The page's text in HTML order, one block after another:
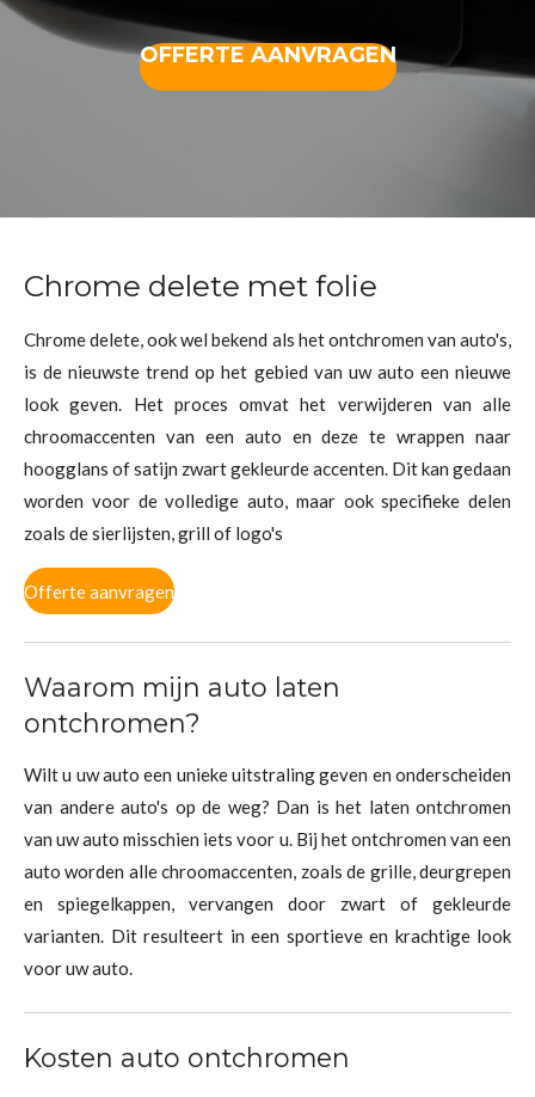
OFFERTE AANVRAGEN
Chrome delete met folie
Chrome delete, ook wel bekend als het ontchromen van auto's,
is de nieuwste trend op het gebied van uw auto een nieuwe
look geven. Het proces omvat het verwijderen van alle
chroomaccenten van een auto en deze te wrappen naar
hoogglans of satijn zwart gekleurde accenten. Dit kan gedaan
worden voor de volledige auto, maar ook specifieke delen
zoals de sierlijsten, grill of logo's
Offerte aanvragen
Waarom mijn auto laten
ontchromen?
Wilt u uw auto een unieke uitstraling geven en onderscheiden
van andere auto's op de weg? Dan is het laten ontchromen
van uw auto misschien iets voor u. Bij het ontchromen van een
auto worden alle chroomaccenten, zoals de grille, deurgrepen
en spiegelkappen, vervangen door zwart of gekleurde
varianten. Dit resulteert in een sportieve en krachtige look
voor uw auto.
Kosten auto ontchromen